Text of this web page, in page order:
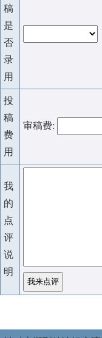
稿
是
否
录
用
投
稿
费
用
审稿费:
我
的
点
评
说
明